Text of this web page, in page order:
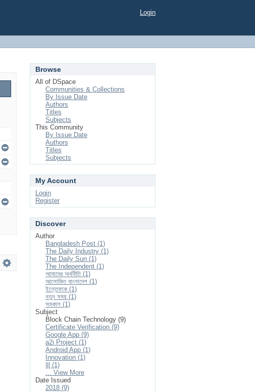
Login
Browse
All of DSpace
Communities & Collections
By Issue Date
Authors
Titles
Subjects
This Community
By Issue Date
Authors
Titles
Subjects
My Account
Login
Register
Discover
Author
Bangladesh Post (1)
The Daily Industry (1)
The Daily Sun (1)
The Independent (1)
আমাদের অর্থনীতি (1)
আলোকিত বাংলাদেশ (1)
ইত্তেফাক (1)
নতুন সময় (1)
সমকাল (1)
Subject
Block Chain Technology (9)
Certificate Verification (9)
Google App (9)
a2i Project (1)
Android App (1)
Innovation (1)
||| (1)
... View More
Date Issued
2018 (9)